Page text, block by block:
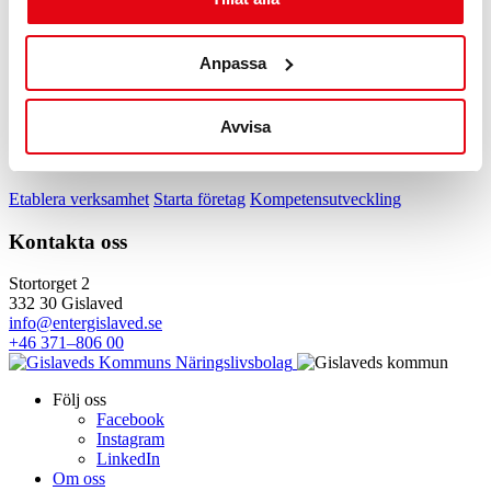
Anpassa
Avvisa
Snabblänkar
Etablera verksamhet Starta företag Kompetensutveckling
Kontakta oss
Stortorget 2
332 30 Gislaved
info@entergislaved.se
+46 371–806 00
Följ oss
Facebook
Instagram
LinkedIn
Om oss